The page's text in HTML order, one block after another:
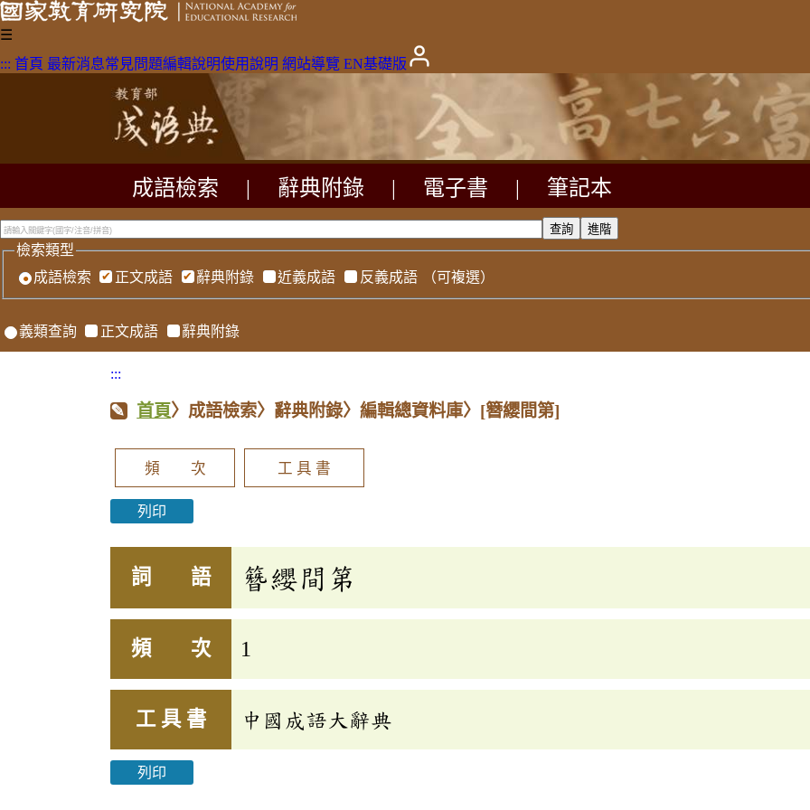
☰
::: 首頁 最新消息常見問題編輯說明使用說明 網站導覽 EN基礎版
成語檢索 辭典附錄 電子書 筆記本
檢索類型
成語檢索
正文成語 辭典附錄 近義成語 反義成語 （可複選）
義類查詢 正文成語 辭典附錄
:::
首頁〉成語檢索〉辭典附錄〉編輯總資料庫〉 [簪纓間第]
頻 次 工 具 書
列印
詞 語 簪纓間第
頻 次 1
工 具 書 中國成語大辭典
列印